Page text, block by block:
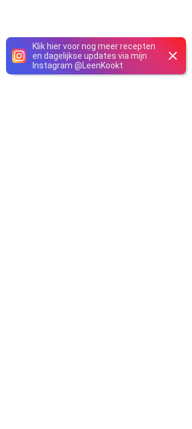
Klik hier voor nog meer recepten
en dagelijkse updates via mijn
Instagram @LeenKookt